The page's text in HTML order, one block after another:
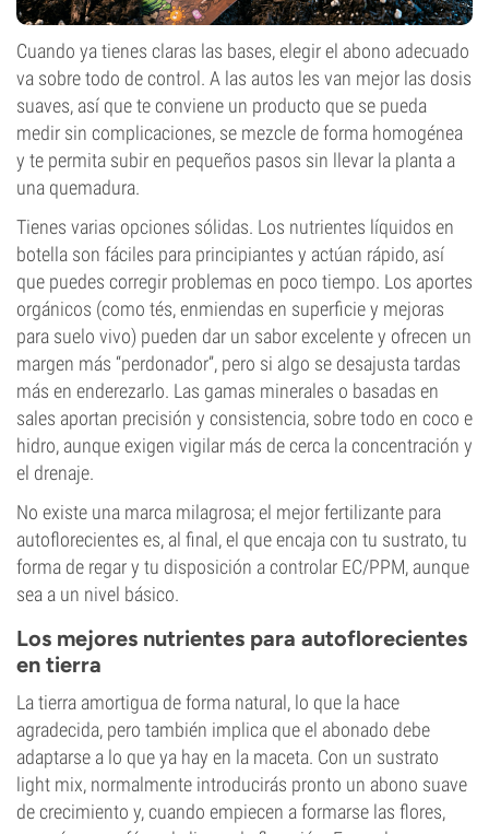
Cuando ya tienes claras las bases, elegir el abono adecuado
va sobre todo de control. A las autos les van mejor las dosis
suaves, así que te conviene un producto que se pueda
medir sin complicaciones, se mezcle de forma homogénea
y te permita subir en pequeños pasos sin llevar la planta a
una quemadura.
Tienes varias opciones sólidas. Los nutrientes líquidos en
botella son fáciles para principiantes y actúan rápido, así
que puedes corregir problemas en poco tiempo. Los aportes
orgánicos (como tés, enmiendas en superficie y mejoras
para suelo vivo) pueden dar un sabor excelente y ofrecen un
margen más “perdonador”, pero si algo se desajusta tardas
más en enderezarlo. Las gamas minerales o basadas en
sales aportan precisión y consistencia, sobre todo en coco e
hidro, aunque exigen vigilar más de cerca la concentración y
el drenaje.
No existe una marca milagrosa; el mejor fertilizante para
autoflorecientes es, al final, el que encaja con tu sustrato, tu
forma de regar y tu disposición a controlar EC/PPM, aunque
sea a un nivel básico.
Los mejores nutrientes para autoflorecientes
en tierra
La tierra amortigua de forma natural, lo que la hace
agradecida, pero también implica que el abonado debe
adaptarse a lo que ya hay en la maceta. Con un sustrato
light mix, normalmente introducirás pronto un abono suave
de crecimiento y, cuando empiecen a formarse las flores,